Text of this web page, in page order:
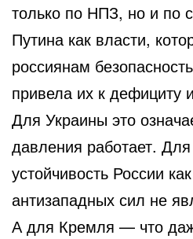
только по НПЗ, но и по
Путина как власти,
россиянам
привела их к дефициту
Для Украины это
давления работает.
устойчивость России
антизападных сил не
А для Кремля — что